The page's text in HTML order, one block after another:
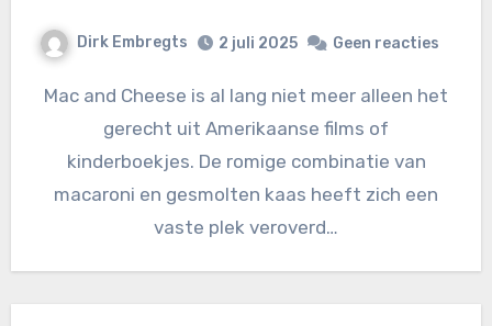
Dirk Embregts 2 juli 2025 Geen reacties
Mac and Cheese is al lang niet meer alleen het
gerecht uit Amerikaanse films of
kinderboekjes. De romige combinatie van
macaroni en gesmolten kaas heeft zich een
vaste plek veroverd…